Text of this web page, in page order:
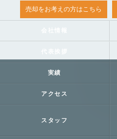
売却をお考えの方はこちら
実績
アクセス
スタッフ